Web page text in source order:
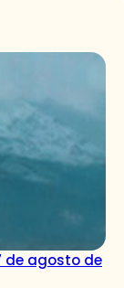
de agosto de